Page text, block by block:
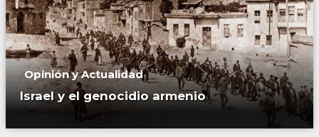
Opinión y Actualidad
Israel y el genocidio armenio